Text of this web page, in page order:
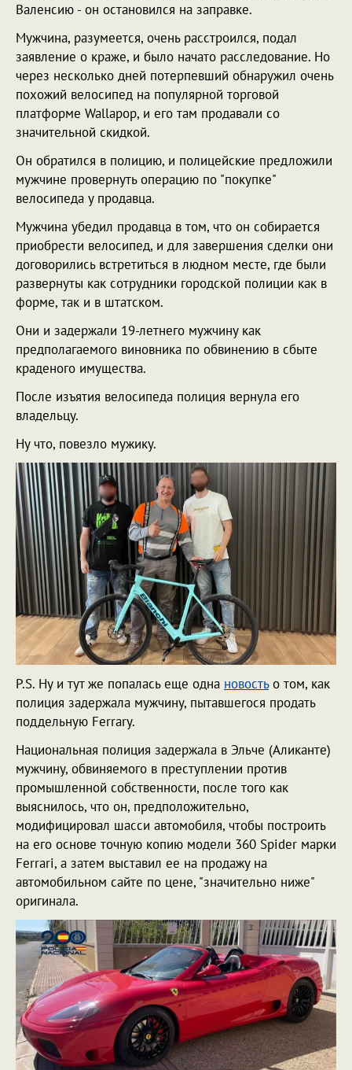
Валенсию - он остановился на заправке.
Мужчина, разумеется, очень расстроился, подал
заявление о краже, и было начато расследование. Но
через несколько дней потерпевший обнаружил очень
похожий велосипед на популярной торговой
платформе Wallapop, и его там продавали со
значительной скидкой.
Он обратился в полицию, и полицейские предложили
мужчине провернуть операцию по "покупке"
велосипеда у продавца.
Мужчина убедил продавца в том, что он собирается
приобрести велосипед, и для завершения сделки они
договорились встретиться в людном месте, где были
развернуты как сотрудники городской полиции как в
форме, так и в штатском.
Они и задержали 19-летнего мужчину как
предполагаемого виновника по обвинению в сбыте
краденого имущества.
После изъятия велосипеда полиция вернула его
владельцу.
Ну что, повезло мужику.
P.S. Ну и тут же попалась еще одна новостьо том, как
полиция задержала мужчину, пытавшегося продать
поддельную Ferrary.
Национальная полиция задержала в Эльче (Аликанте)
мужчину, обвиняемого в преступлении против
промышленной собственности, после того как
выяснилось, что он, предположительно,
модифицировал шасси автомобиля, чтобы построить
на его основе точную копию модели 360 Spider марки
Ferrari, а затем выставил ее на продажу на
автомобильном сайте по цене, "значительно ниже"
оригинала.